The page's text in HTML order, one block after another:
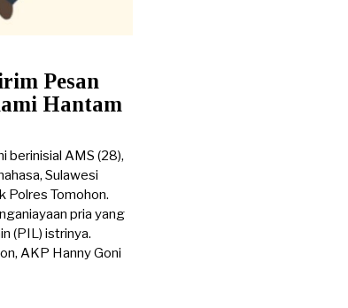
Pesan
Hantam
berinisial AMS (28),
Sulawesi
Polres Tomohon.
pria yang
(PIL) istrinya.
AKP Hanny Goni